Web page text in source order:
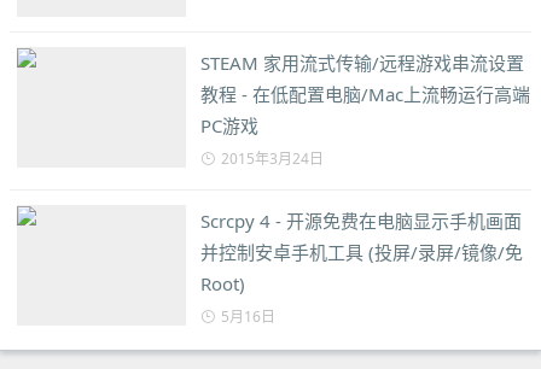
STEAM 家用流式传输/远程游戏串流设置
教程 - 在低配置电脑/Mac上流畅运行高端
PC游戏
2015年3月24日
Scrcpy 4 - 开源免费在电脑显示手机画面
并控制安卓手机工具 (投屏/录屏/镜像/免
Root)
5月16日